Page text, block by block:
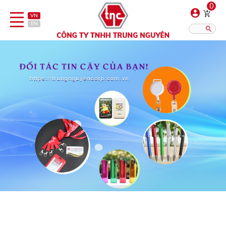
VN
EN
0
Bút
Bật lửa
Đồ sứ quà tặng
Bình/ca giữ nhiệt
Dây đeo & Phụ kiện